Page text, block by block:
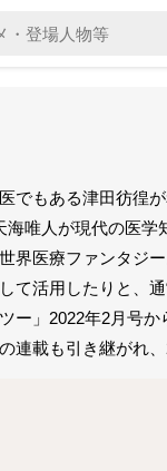
でもある津田彷徨
唯人が現代の医学
界医療ファンタジ
て活用したりと、
ー」2022年2月号
載も引き継がれ、